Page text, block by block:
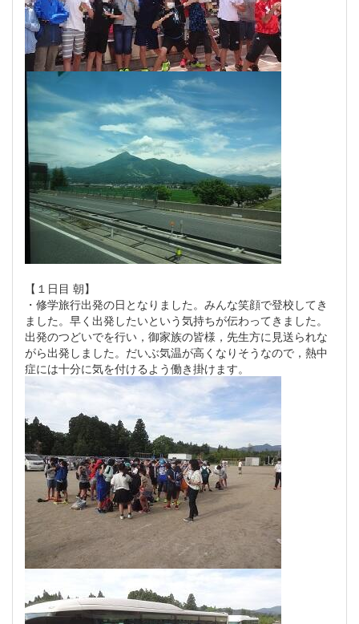
【１日目 朝】
・修学旅行出発の日となりました。みんな笑顔で登校してき
ました。早く出発したいという気持ちが伝わってきました。
出発のつどいでを行い，御家族の皆様，先生方に見送られな
がら出発しました。だいぶ気温が高くなりそうなので，熱中
症には十分に気を付けるよう働き掛けます。